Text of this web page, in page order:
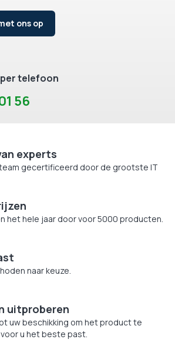
ons op
telefoon
56
experts
gecertificeerd door de grootste IT
het hele jaar door voor 5000 producten.
naar keuze.
uitproberen
uw beschikking om het product te
u het beste past.